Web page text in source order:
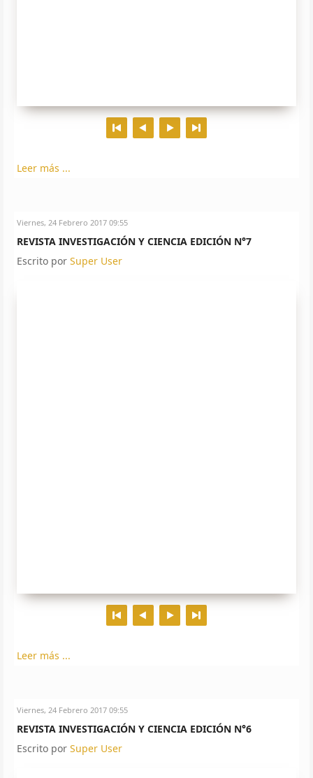
Leer más ...
Viernes, 24 Febrero 2017 09:55
REVISTA INVESTIGACIÓN Y CIENCIA EDICIÓN N°7
Escrito por Super User
Leer más ...
Viernes, 24 Febrero 2017 09:55
REVISTA INVESTIGACIÓN Y CIENCIA EDICIÓN N°6
Escrito por Super User